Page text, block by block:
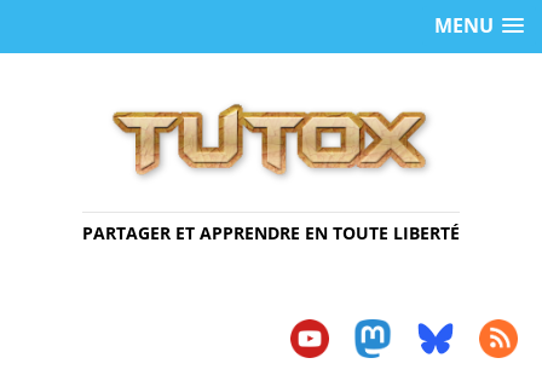
MENU
PARTAGER ET APPRENDRE EN TOUTE LIBERTÉ